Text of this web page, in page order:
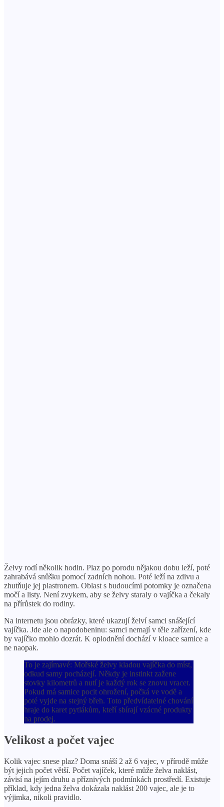
Želvy rodí několik hodin. Plaz po porodu nějakou dobu leží, poté
zahrabává snůšku pomocí zadních nohou. Poté leží na zdivu a
zhutňuje jej plastronem. Oblast s budoucími potomky je označena
močí a listy. Není zvykem, aby se želvy staraly o vajíčka a čekaly
na přírůstek do rodiny.
Na internetu jsou obrázky, které ukazují želví samci snášející
vajíčka. Jde ale o napodobeninu: samci nemají v těle zařízení, kde
by vajíčko mohlo dozrát. K oplodnění dochází v kloace samice a
ne naopak.
To je zajímavé: Mořské želvy kladou vajíčka do míst,
odkud samy pocházejí. Někdy je instinkt zažene
stovky kilometrů a nutí je každý rok se znovu vracet.
Pokud má samice pocit ohrožení, počká ve vodě a
poté vyjde na stejný břeh. Toto předvídatelné chování
hraje do karet pytlákům, kteří sbírají vzácné produkty
na prodej.
Velikost a počet vajec
Kolik vajec snese plaz? Doma snáší 2 až 6 vajec, v přírodě může
být jejich počet větší. Počet vajíček, které může želva naklást,
závisí na jejím druhu a příznivých podmínkách prostředí. Existuje
příklad, kdy jedna želva dokázala naklást 200 vajec, ale je to
výjimka, nikoli pravidlo.